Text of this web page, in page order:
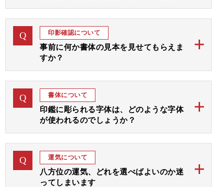
職祝いにも購入致しました。家族みんなお世話になってお
ります。
みんなが良くなり、感謝しかありません。
開運3本セット
A
りしてご確認後お彫りして 約1週間から10日にて発送
予定でございます。
お急ぎの場合には字体をお任せいただき「完成見本確
認なし」にてすぐにお彫りして3、4日後の発送が最速
となります。
ご希望の期日をお教えくださいましたら、順番を早め
て対応させていただきます。
Q 印影確認について
事前に何か書体の見本を見せてもらえま
すか？
A
おつくりいたします。
完成見本はメールやラインにてご確認いただき、ご了
承後ご印鑑をお彫りいたします。
お見本は通常は1～3日以内にお送りいたしますが、届
なお、休日や祝日を挟む場合は遅れることがございま
すのでご了承ください。
Q 書体について
印鑑に彫られる字体は、どのような字体
が使われるのでしょうか？
A
りました「篆書体 てんしょたい」という文字を基本
にして画数と運気を加味しておつくりする「印相体
（吉相体）」を使用いたします。
Q 運気について
八方位の運気、どれを選べばよいのか迷
ってしまいます